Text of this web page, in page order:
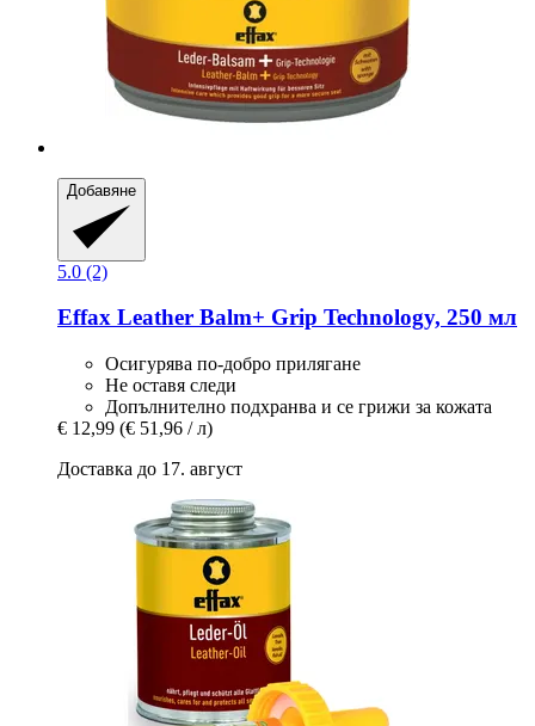
Добавяне
5.0 (2)
Effax Leather Balm+ Grip Technology, 250 мл
Осигурява по-добро прилягане
Не оставя следи
Допълнително подхранва и се грижи за кожата
€ 12,99 (€ 51,96 / л)
Доставка до 17. август